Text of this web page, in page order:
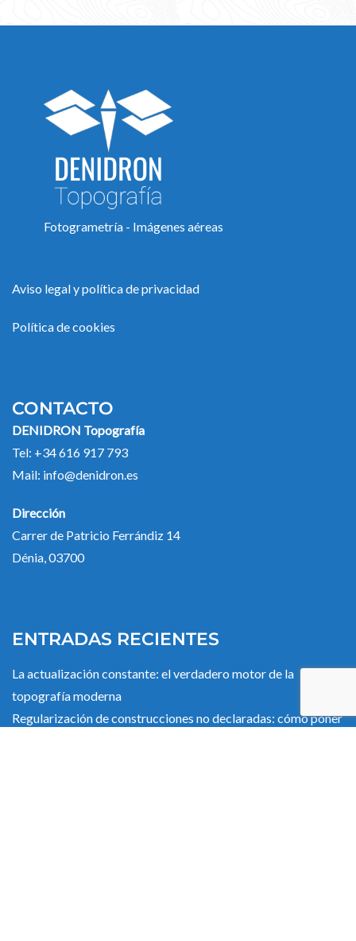
Fotogrametría - Imágenes aéreas
Aviso legal y política de privacidad
Política de cookies
CONTACTO
DENIDRON Topografía
Tel: +34 616 917 793
Mail: info@denidron.es
Dirección
Carrer de Patricio Ferrándiz 14
Dénia, 03700
ENTRADAS RECIENTES
La actualización constante: el verdadero motor de la
topografía moderna
Regularización de construcciones no declaradas: cómo poner